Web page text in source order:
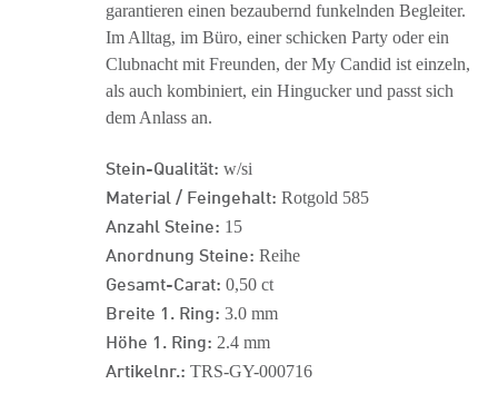
garantieren einen bezaubernd funkelnden Begleiter.
Im Alltag, im Büro, einer schicken Party oder ein
Clubnacht mit Freunden, der My Candid ist einzeln,
als auch kombiniert, ein Hingucker und passt sich
dem Anlass an.
Stein-Qualität: w/si
Material / Feingehalt: Rotgold 585
Anzahl Steine: 15
Anordnung Steine: Reihe
Gesamt-Carat: 0,50 ct
Breite 1. Ring: 3.0 mm
Höhe 1. Ring: 2.4 mm
Artikelnr.: TRS-GY-000716